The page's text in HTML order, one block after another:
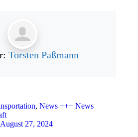
Torsten Paßmann
, News +++ News
August 27, 2024